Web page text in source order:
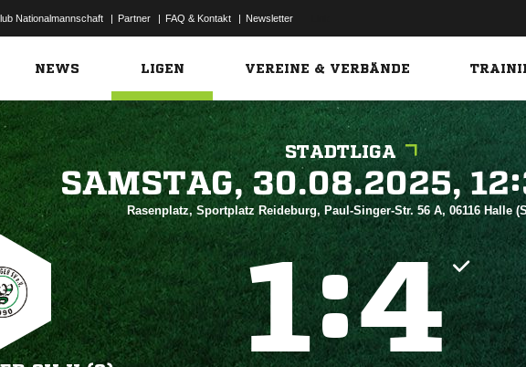
Nationalmannschaft | Partner | FAQ & Kontakt | Newsletter
NEWS LIGEN VEREINE & VERBÄNDE
STADTLIGA
 
Rasenplatz, Sportplatz Reideburg, Paul-Singer-Str. 56 A, 06116 Halle
: